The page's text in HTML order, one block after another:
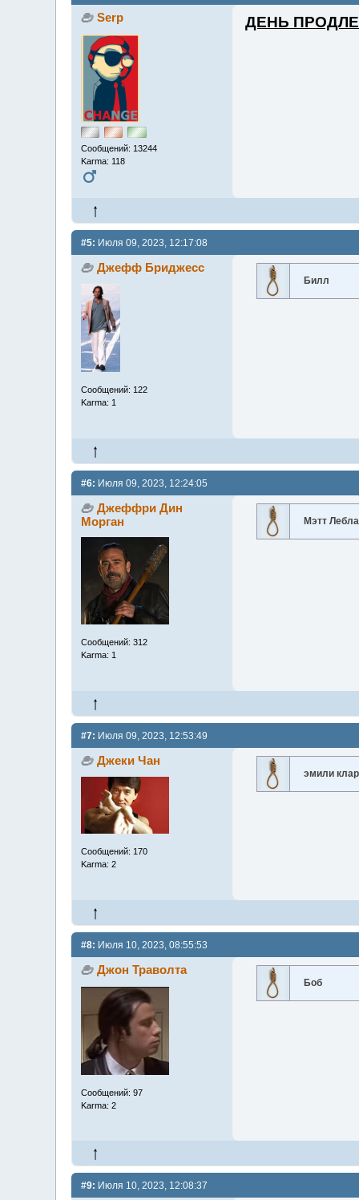
Serp
Сообщений: 13244
Karma: 118
ДЕНЬ
#5: Июля 09, 2023, 12:17:08
Джефф Бриджесс
Сообщений: 122
Karma: 1
Билл
#6: Июля 09, 2023, 12:24:05
Джеффри Дин
Морган
Сообщений: 312
Karma: 1
Мэтт
#7: Июля 09, 2023, 12:53:49
Джеки Чан
Сообщений: 170
Karma: 2
эмили
#8: Июля 10, 2023, 08:55:53
Джон Траволта
Сообщений: 97
Karma: 2
Боб
#9: Июля 10, 2023, 12:08:37